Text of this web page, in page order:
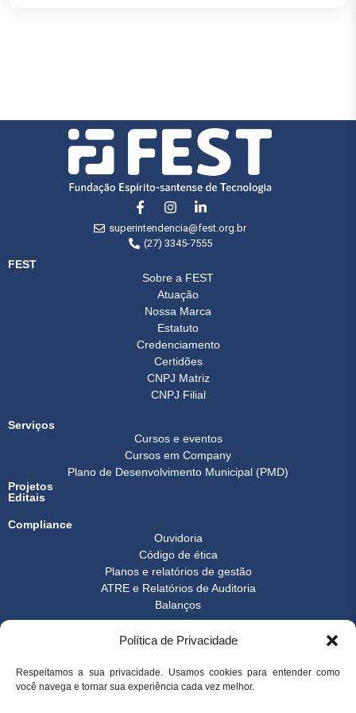
Política de Privacidade
Respeitamos a sua privacidade. Usamos cookies para entender como
você navega e tornar sua experiência cada vez melhor.
superintendencia@fest.org.br
(27) 3345-7555
FEST
Sobre a FEST
Atuação
Nossa Marca
Estatuto
Credenciamento
Certidões
CNPJ Matriz
CNPJ Filial
Serviços
Cursos e eventos
Cursos em Company
Plano de Desenvolvimento Municipal (PMD)
Projetos
Editais
Compliance
Ouvidoria
Código de ética
Planos e relatórios de gestão
ATRE e Relatórios de Auditoria
Balanços
Boletim FEST
Notícias Gerais